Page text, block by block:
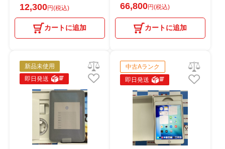
12,300円(税込)
カートに追加
66,800円(税込)
カートに追加
新品未使用
即日発送
中古Aランク
即日発送